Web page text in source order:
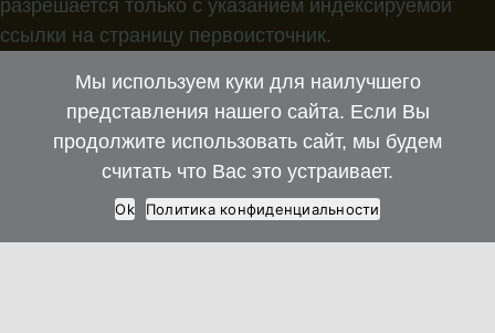
разрешается только с указанием индексируемой
ссылки на страницу первоисточник.
Мы используем куки для наилучшего
представления нашего сайта. Если Вы
продолжите использовать сайт, мы будем
считать что Вас это устраивает.
Ok Политика конфиденциальности